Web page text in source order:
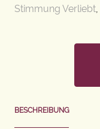
Stimmung Verliebt
BESCHREIBUNG